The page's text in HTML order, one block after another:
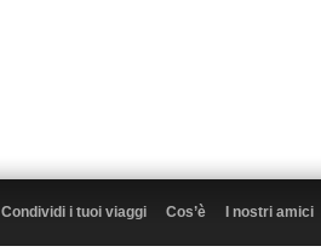
Condividi i tuoi viaggi Cos’è I nostri amici